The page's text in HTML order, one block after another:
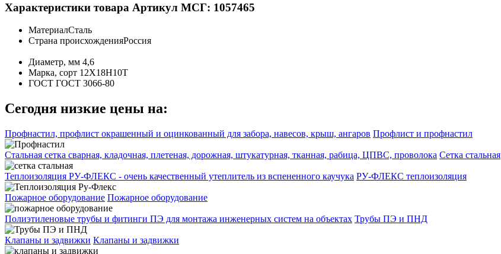
Характеристики товара Артикул МСГ: 1057465
МатериалСталь
Страна происхожденияРоссия
Диаметр, мм 4,6
Марка, сорт 12Х18Н10Т
ГОСТ ГОСТ 3066-80
Сегодня низкие цены на:
Профнастил, профлист окрашенный и оцинкованный для забора, навесов, крыш, ангаров Профлист и профнастил
Стальная сетка сварная, кладочная, плетеная, дорожная, штукатурная, тканная, рабица, ЦПВС, проволока Сетка стальная
Теплоизоляция РУ-ФЛЕКС - очень качественный утеплитель из вспененного каучука РУ-ФЛЕКС теплоизоляция
Пожарное оборудование Пожарное оборудование
Полиэтиленовые трубы и фитинги ПЭ для монтажа инженерных систем на объектах Трубы ПЭ и ПНД
Клапаны и задвижки Клапаны и задвижки